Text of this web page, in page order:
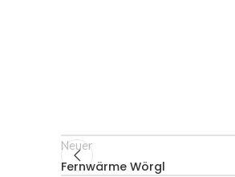
Neuer
Fernwärme Wörgl